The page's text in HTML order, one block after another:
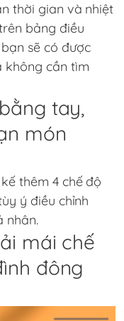
thời gian và nhiệt
bảng điều
sẽ có được
không cần tìm
tay,
món
thêm 4 chế độ
ý điều chỉnh
nhân.
mái chế
đông